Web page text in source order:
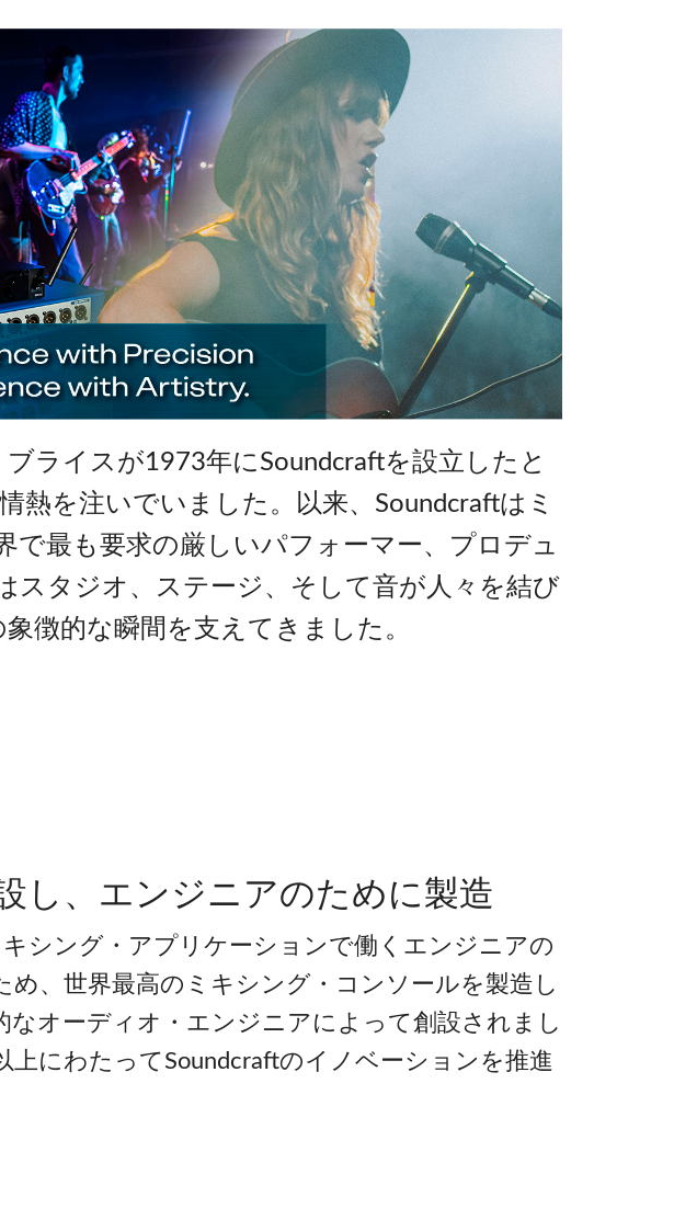
ライスが1973年にSoundcraftを設立したと
熱を注いでいました。以来、Soundcraftはミ
最も要求の厳しいパフォーマー、プロデュ
スタジオ、ステージ、そして音が人々を結び
徴的な瞬間を支えてきました。
し、エンジニアのために製造
シング・アプリケーションで働くエンジニアの
め、世界最高のミキシング・コンソールを製造し
なオーディオ・エンジニアによって創設されまし
上にわたってSoundcraftのイノベーションを推進